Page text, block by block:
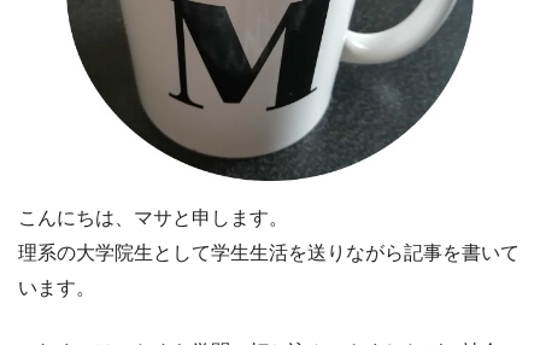
こんにちは、マサと申します。
理系の大学院生として学生生活を送りながら記事を書いて
います。